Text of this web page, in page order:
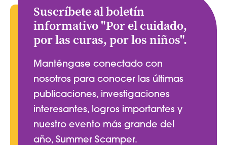
Suscríbete al boletín
informativo "Por el cuidado,
por las curas, por los niños".
Manténgase conectado con
nosotros para conocer las últimas
publicaciones, investigaciones
interesantes, logros importantes y
nuestro evento más grande del
año, Summer Scamper.